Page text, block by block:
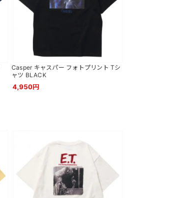
Casper キャスパー フォトプリント Tシ
ャツ BLACK
4,950円